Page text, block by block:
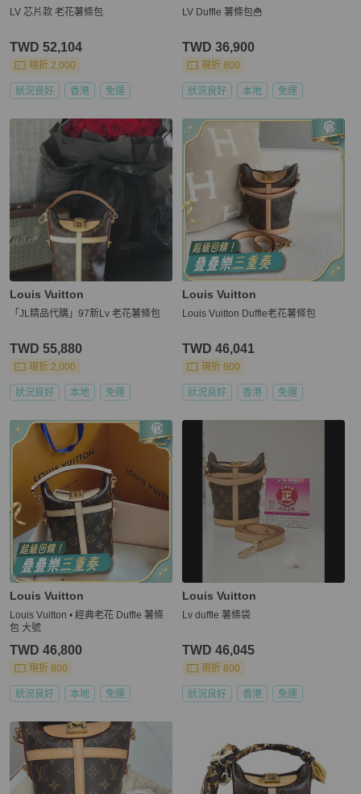
LV 芯片款 老花薯條包
TWD 52,104
現折 2,000
狀況良好 香港 免運
LV Duffle 薯條包🍟
TWD 36,900
現折 800
狀況良好 本地 免運
Louis Vuitton
「JL精品代購」97新Lv 老花薯條包
TWD 55,880
現折 2,000
狀況良好 本地 免運
Louis Vuitton
Louis Vuitton Duffle老花薯條包
TWD 46,041
現折 800
狀況良好 香港 免運
Louis Vuitton
Louis Vuitton • 經典老花 Duffle 薯條
包 大號
TWD 46,800
現折 800
狀況良好 本地 免運
Louis Vuitton
Lv duffle 薯條袋
TWD 46,045
現折 800
狀況良好 香港 免運